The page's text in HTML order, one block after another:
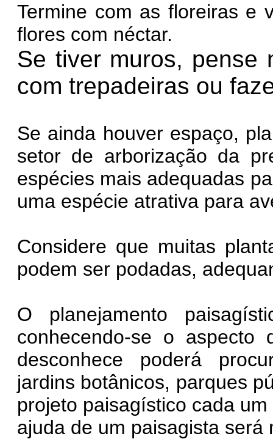
Termine com as floreiras e
flores com néctar.
Se tiver muros, pense
com trepadeiras ou
Se ainda houver espaço,
setor de arborização da
espécies mais adequadas
uma espécie atrativa para
Considere que muitas
podem ser podadas,
O planejamento
conhecendo-se o aspecto
desconhece poderá
jardins botânicos, parques
projeto paisagístico cada
ajuda de um paisagista será